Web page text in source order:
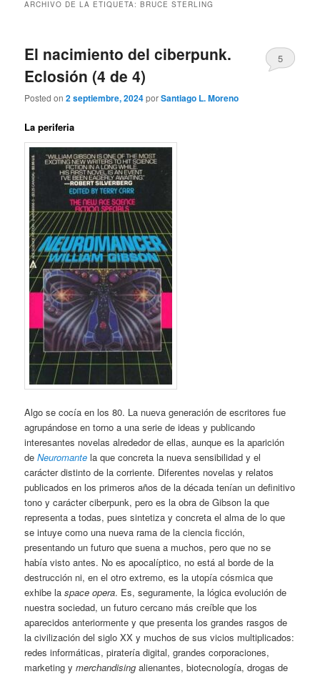
ARCHIVO DE LA ETIQUETA:BRUCE STERLING
El nacimiento del ciberpunk.
Eclosión (4 de 4)
Posted on2 septiembre, 2024porSantiago L. Moreno
5
La periferia
Algo se cocía en los 80. La nueva generación de escritores fue
agrupándose en torno a una serie de ideas y publicando
interesantes novelas alrededor de ellas, aunque es la aparición
deNeuromante la que concreta la nueva sensibilidad y el
carácter distinto de la corriente. Diferentes novelas y relatos
publicados en los primeros años de la década tenían un definitivo
tono y carácter ciberpunk, pero es la obra de Gibson la que
representa a todas, pues sintetiza y concreta el alma de lo que
se intuye como una nueva rama de la ciencia ficción,
presentando un futuro que suena a muchos, pero que no se
había visto antes. No es apocalíptico, no está al borde de la
destrucción ni, en el otro extremo, es la utopía cósmica que
exhibe laspace opera. Es, seguramente, la lógica evolución de
nuestra sociedad, un futuro cercano más creíble que los
aparecidos anteriormente y que presenta los grandes rasgos de
la civilización del siglo XX y muchos de sus vicios multiplicados:
redes informáticas, piratería digital, grandes corporaciones,
marketing ymerchandisingalienantes, biotecnología, drogas de